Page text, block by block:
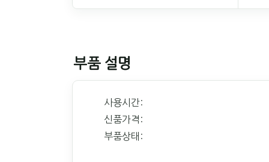
부품 설명
사용시간:
신품가격:
부품상태: